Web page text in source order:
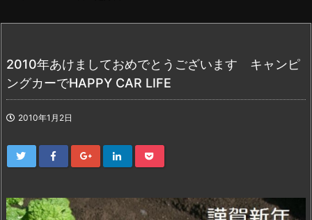
2010年あけましておめでとうございます キャンピ
ングカーでHAPPY CAR LIFE
2010年1月2日